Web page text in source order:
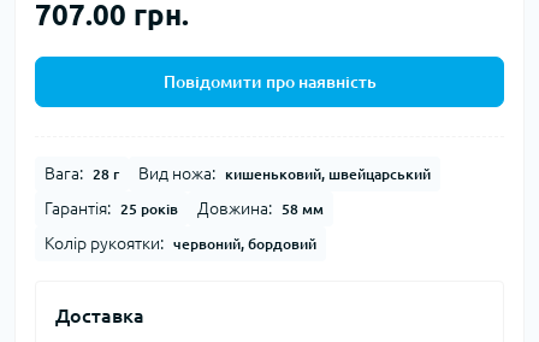
707.00 грн.
Повідомити про наявність
Вага: 28 г Вид ножа: кишеньковий, швейцарський
Гарантія: 25 років Довжина: 58 мм
Колір рукоятки: червоний, бордовий
Доставка